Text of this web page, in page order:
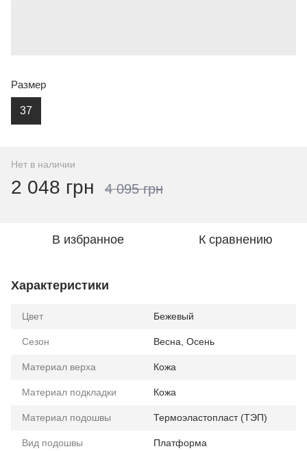
Размер
37
Нет в наличии
2 048 грн 4 095 грн
В избранное К сравнению
Характеристики
Цвет Бежевый
Сезон Весна, Осень
Материал верха Кожа
Материал подкладки Кожа
Материал подошвы Термоэластопласт (ТЭП)
Вид подошвы Платформа